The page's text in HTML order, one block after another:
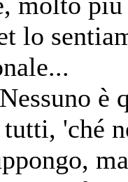
lo
è
'ché